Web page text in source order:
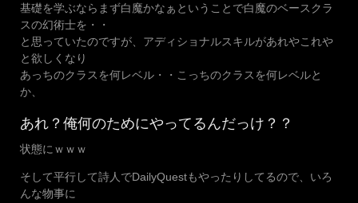
基礎を学ぶならまず白魔かなぁということで白魔のベースクラ
スの幻術士を・・
と思っていたのですが、アディショナルスキルがあれやこれや
と欲しくなり
あっちのクラスを何レベル・・こっちのクラスを何レベルと
か、
あれ？俺何のためにやってるんだっけ？？
状態にｗｗｗ
そして平行して詩人でDailyQuestもやったりしてるので、いろ
んな物事に